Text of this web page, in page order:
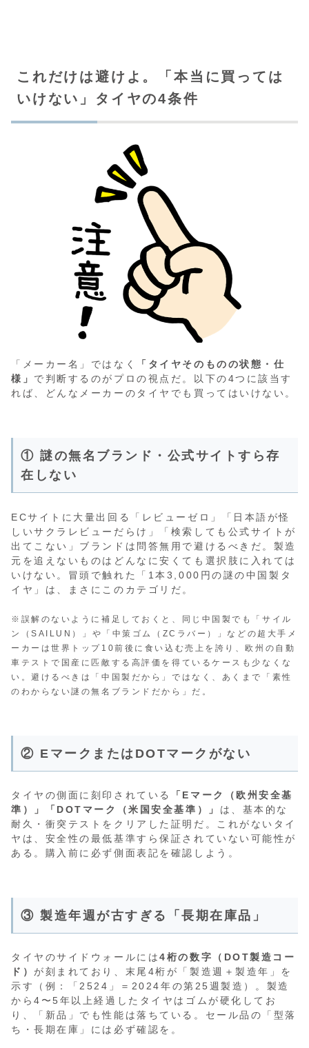
これだけは避けよ。「本当に買っては
いけない」タイヤの4条件
「メーカー名」ではなく
「タイヤそのものの状態・仕
様」 で判断するのがプロの視点だ。以下の4つに該当す
れば、どんなメーカーのタイヤでも買ってはいけない。
① 謎の無名ブランド・公式サイトすら存
在しない
ECサイトに大量出回る「レビューゼロ」「日本語が怪
しいサクラレビューだらけ」「検索しても公式サイトが
出てこない」ブランドは問答無用で避けるべきだ。製造
元を追えないものはどんなに安くても選択肢に入れては
いけない。冒頭で触れた「1本3,000円の謎の中国製タ
イヤ」は、まさにこのカテゴリだ。
※誤解のないように補足しておくと、同じ中国製でも「サイル
ン（SAILUN）」や「中策ゴム（ZCラバー）」などの超大手メ
ーカーは世界トップ10前後に食い込む売上を誇り、欧州の自動
車テストで国産に匹敵する高評価を得ているケースも少なくな
い。避けるべきは「中国製だから」ではなく、あくまで「素性
のわからない謎の無名ブランドだから」だ。
② EマークまたはDOTマークがない
タイヤの側面に刻印されている
「Eマーク（欧州安全基
準）」「DOTマーク（米国安全基準）」 は、基本的な
耐久・衝突テストをクリアした証明だ。これがないタイ
ヤは、安全性の最低基準すら保証されていない可能性が
ある。購入前に必ず側面表記を確認しよう。
③ 製造年週が古すぎる「長期在庫品」
タイヤのサイドウォールには4桁の数字（DOT製造コー
ド） が刻まれており、末尾4桁が「製造週＋製造年」を
示す（例：「2524」＝2024年の第25週製造）。製造
から4〜5年以上経過したタイヤはゴムが硬化してお
り、「新品」でも性能は落ちている。セール品の「型落
ち・長期在庫」には必ず確認を。